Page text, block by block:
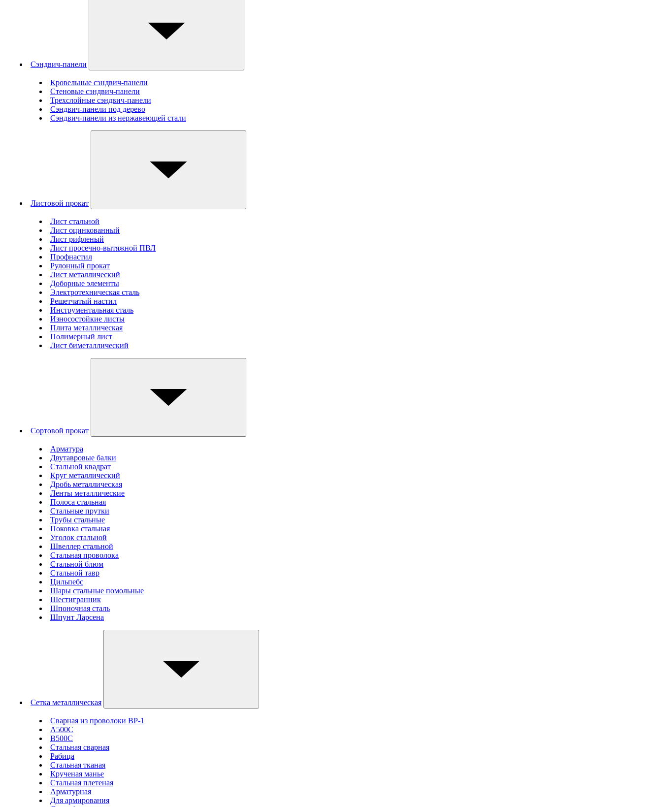
Сэндвич-панели
Кровельные сэндвич-панели
Стеновые cэндвич-панели
Трехслойные сэндвич-панели
Сэндвич-панели под дерево
Сэндвич-панели из нержавеющей стали
Листовой прокат
Лист стальной
Лист оцинкованный
Лист рифленый
Лист просечно-вытяжной ПВЛ
Профнастил
Рулонный прокат
Лист металлический
Доборные элементы
Электротехническая сталь
Решетчатый настил
Инструментальная сталь
Износостойкие листы
Плита металлическая
Полимерный лист
Лист биметаллический
Сортовой прокат
Арматура
Двутавровые балки
Стальной квадрат
Круг металлический
Дробь металлическая
Ленты металлические
Полоса стальная
Стальные прутки
Трубы стальные
Поковка стальная
Уголок стальной
Швеллер стальной
Стальная проволока
Стальной блюм
Стальной тавр
Цильпебс
Шары стальные помольные
Шестигранник
Шпоночная сталь
Шпунт Ларсена
Сетка металлическая
Сварная из проволоки ВР-1
А500С
В500С
Стальная сварная
Рабица
Стальная тканая
Крученая манье
Стальная плетеная
Арматурная
Для армирования